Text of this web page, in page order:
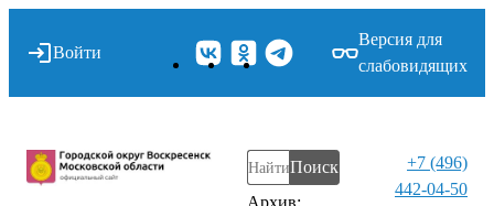
Войти
Версия для
слабовидящих
Поиск
Архив:
+7 (496)
442-04-50